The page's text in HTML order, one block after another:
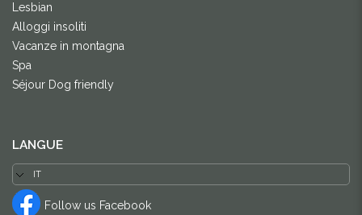
Lesbian
Alloggi insoliti
Vacanze in montagna
Spa
Séjour Dog friendly
LANGUE
Follow us Facebook